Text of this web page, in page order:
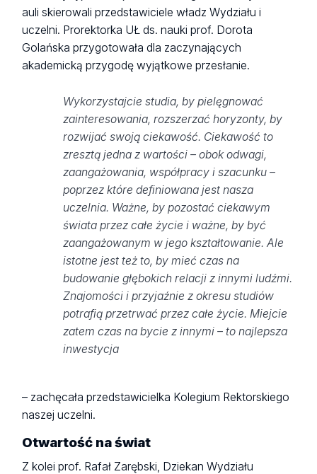
auli skierowali przedstawiciele władz Wydziału i
uczelni. Prorektorka UŁ ds. nauki prof. Dorota
Golańska przygotowała dla zaczynających
akademicką przygodę wyjątkowe przesłanie.
Wykorzystajcie studia, by pielęgnować
zainteresowania, rozszerzać horyzonty, by
rozwijać swoją ciekawość. Ciekawość to
zresztą jedna z wartości – obok odwagi,
zaangażowania, współpracy i szacunku –
poprzez które definiowana jest nasza
uczelnia. Ważne, by pozostać ciekawym
świata przez całe życie i ważne, by być
zaangażowanym w jego kształtowanie. Ale
istotne jest też to, by mieć czas na
budowanie głębokich relacji z innymi ludźmi.
Znajomości i przyjaźnie z okresu studiów
potrafią przetrwać przez całe życie. Miejcie
zatem czas na bycie z innymi – to najlepsza
inwestycja
– zachęcała przedstawicielka Kolegium Rektorskiego
naszej uczelni.
Otwartość na świat
Z kolei prof. Rafał Zarębski, Dziekan Wydziału